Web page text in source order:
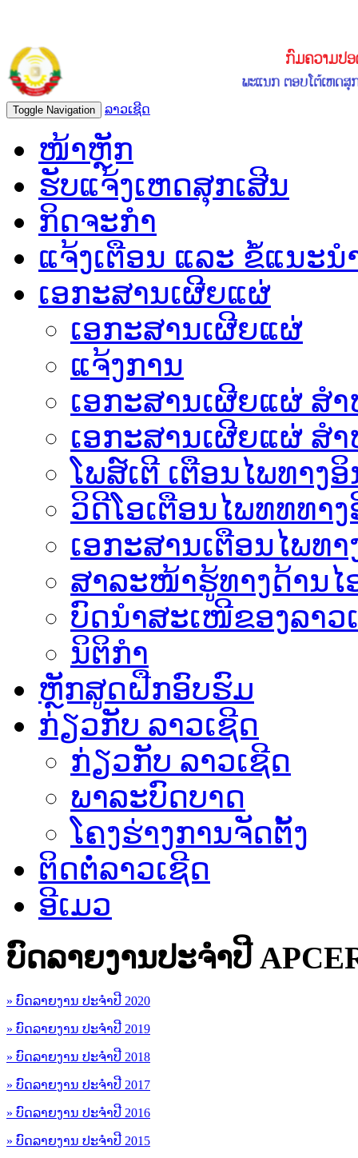
Toggle Navigation ລາວເຊີດ
ໜ້າຫຼັກ
ຮັບແຈ້ງເຫດສຸກເສີນ
ກິດຈະກຳ
ແຈ້ງເຕືອນ ແລະ ຂໍ້ແນະນ
ເອກະສານເຜີຍແຜ່
ເອກະສານເຜີຍແຜ່
ແຈ້ງການ
ເອກະສານເຜີຍແຜ່ ສ
ເອກະສານເຜີຍແຜ່ ສ
ໂພສ໌ເຕີ ເຕືອນໄພທາງອິ
ວິດີໂອເຕືອນໄພທທທາງ
ເອ​ກະ​ສານເຕືອນໄພທາ
ສາລະໜ້າຮູ້ທາງດ້ານໄ
ບົດນຳສະເໜີຂອງລາວ
ນິຕິກຳ
ຫຼັກສູດຝືກອົບຮົມ
ກ່ຽວກັບ ລາວເຊີດ
ກ່ຽວກັບ ລາວເຊີດ
ພາລະບົດບາດ
ໂຄງຮ່າງການຈັດຕັ້ງ
ຕິດຕໍ່ລາວເຊີດ
ອີເມວ
ບົດລາຍງານປະຈຳປີ
» ບົດລາຍງານ ປະຈຳປີ 2020
» ບົດລາຍງານ ປະຈຳປີ 2019
» ບົດລາຍງານ ປະຈຳປີ 2018
» ບົດລາຍງານ ປະຈຳປີ 2017
» ບົດລາຍງານ ປະຈຳປີ 2016
» ບົດລາຍງານ ປະຈຳປີ 2015